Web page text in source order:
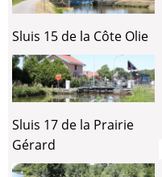
Sluis 15 de la Côte Olie
Sluis 17 de la Prairie
Gérard